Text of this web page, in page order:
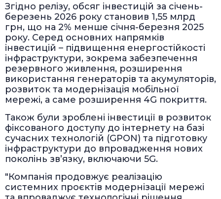
Згідно релізу, обсяг інвестицій за січень-
березень 2026 року становив 1,55 млрд
грн, що на 2% менше січня-березня 2025
року. Серед основних напрямків
інвестицій – підвищення енергостійкості
інфраструктури, зокрема забезпечення
резервного живлення, розширення
використання генераторів та акумуляторів,
розвиток та модернізація мобільної
мережі, а саме розширення 4G покриття.
Також були зроблені інвестиції в розвиток
фіксованого доступу до інтернету на базі
сучасних технологій (GPON) та підготовку
інфраструктури до впровадження нових
поколінь зв’язку, включаючи 5G.
"Компанія продовжує реалізацію
системних проєктів модернізації мережі